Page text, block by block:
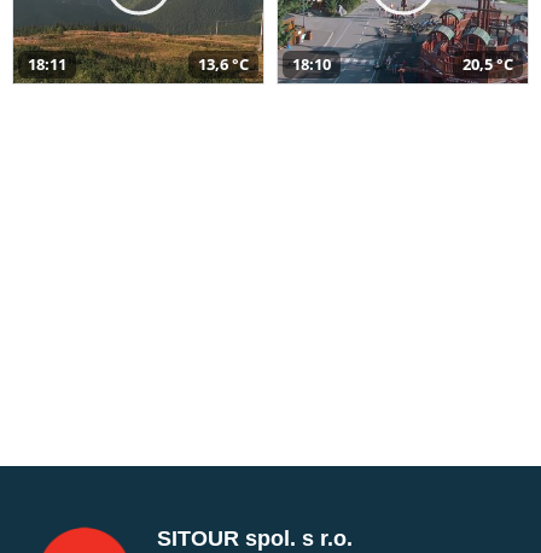
18:11 13,6 °C 18:10 20,5 °C
SITOUR spol. s r.o.